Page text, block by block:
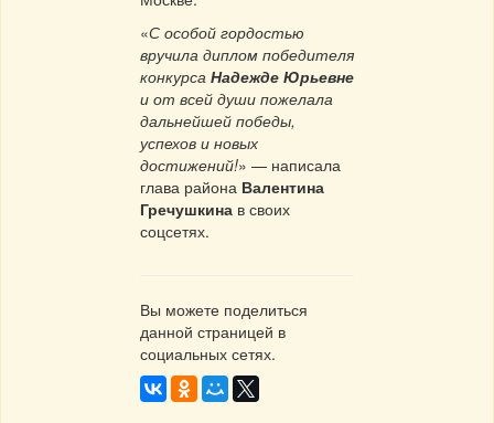
«С особой гордостью
вручила диплом победителя
конкурса Надежде Юрьевне
и от всей души пожелала
дальнейшей победы,
успехов и новых
достижений!» — написала
глава района Валентина
Гречушкина в своих
соцсетях.
Вы можете поделиться
данной страницей в
социальных сетях.